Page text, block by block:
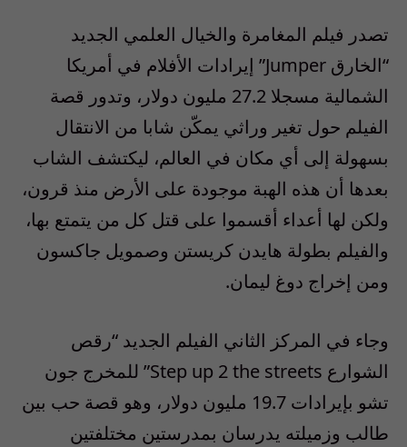
تصدر فيلم المغامرة والخيال العلمي الجديد
“الخارق Jumper” إيرادات الأفلام في أمريكا
الشمالية مسجلا 27.2 مليون دولار، وتدور قصة
الفيلم حول تغير وراثي يمكّن شابا من الانتقال
بسهولة إلى أي مكان في العالم، ليكتشف الشاب
بعدها أن هذه الهبة موجودة على الأرض منذ قرون،
ولكن لها أعداء أقسموا على قتل كل من يتمتع بها،
والفيلم بطولة هايدن كريستن وصمويل جاكسون
ومن إخراج دوغ ليمان.
وجاء في المركز الثاني الفيلم الجديد “رقص
الشوارع Step up 2 the streets” للمخرج جون
تشو بإيرادات 19.7 مليون دولار، وهو قصة حب بين
طالب وزميلته يدرسان بمدرستين مختلفتين